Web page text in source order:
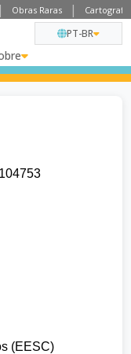
Obras Raras
PT-BR
(EESC)